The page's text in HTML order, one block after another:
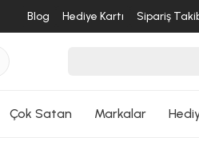
Blog Hediye Kartı Sipariş
Çok Satan Markalar